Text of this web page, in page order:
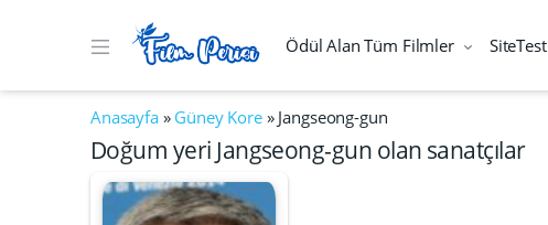
Ödül Alan Tüm Filmler SiteTest
Anasayfa» Güney Kore» Jangseong-gun
Doğum yeri Jangseong-gun olan sanatçılar